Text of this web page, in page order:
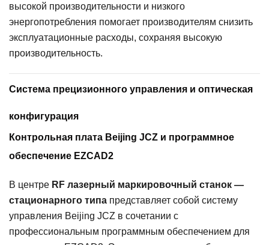
высокой производительности и низкого
энергопотребления помогает производителям снизить
эксплуатационные расходы, сохраняя высокую
производительность.
Система прецизионного управления и оптическая
конфигурация
Контрольная плата Beijing JCZ и программное
обеспечение EZCAD2
В центре RF лазерный маркировочный станок —
стационарного типа представляет собой систему
управления Beijing JCZ в сочетании с
профессиональным программным обеспечением для